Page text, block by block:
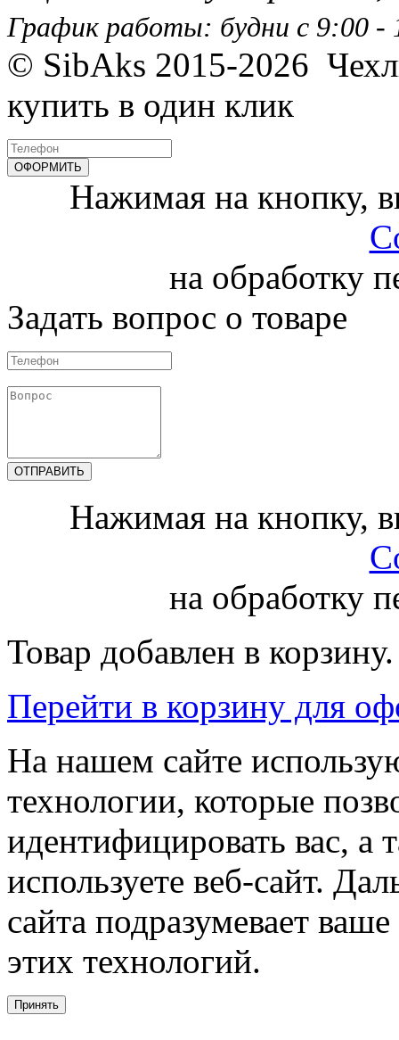
График работы: будни с 9:00 -
© SibAks 2015-2026
купить в один клик
Нажимая на кнопку,
на обработку
Задать вопрос о товаре
Нажимая на кнопку,
на обработку
Товар добавлен в корзину.
Перейти в корзину для
На нашем сайте
технологии, которые
идентифицировать вас, а
используете веб-сайт.
сайта подразумевает
этих технологий.
Принять